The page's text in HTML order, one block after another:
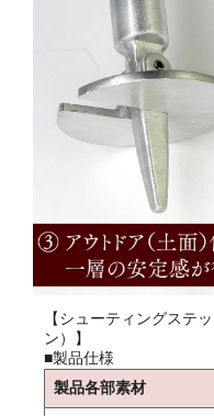
【シューティングステ
ン）】
■製品仕様
製品各部素材